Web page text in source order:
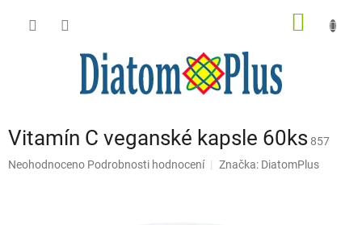
Vitamín C veganské kapsle 60ks 857
Průměrné
Neohodnoceno Podrobnosti hodnocení Značka: DiatomPlus